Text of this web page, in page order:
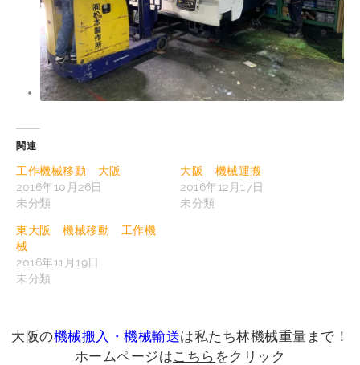
関連
工作機械移動 大阪
2016年10月26日
未分類
大阪 機械運搬
2016年12月17日
未分類
東大阪 機械移動 工作機
械
2016年11月19日
未分類
大阪の機械搬入・機械輸送は私たち林機械重量まで！
ホームページはこちら をクリック